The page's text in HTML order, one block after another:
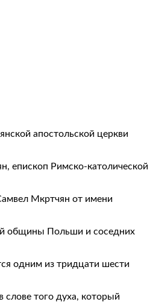
апостольской церкви
епископ Римско-католической
Мкртчян от имени
общины Польши и соседних
одним из тридцати шести
слове того духа, который